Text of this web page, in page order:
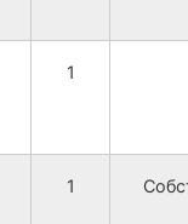
1
1